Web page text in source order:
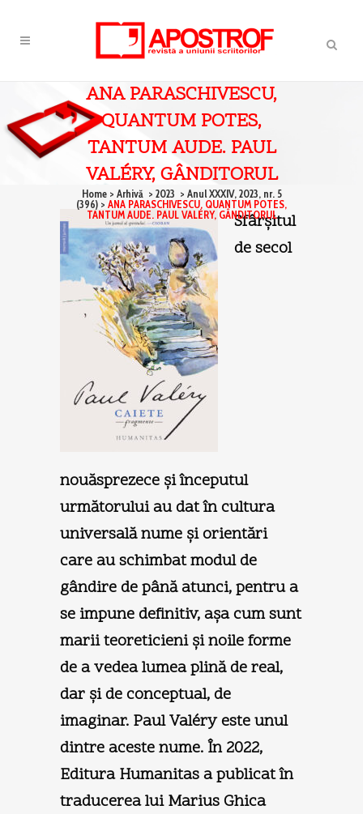
ANA PARASCHIVESCU,
QUANTUM POTES,
TANTUM AUDE. PAUL
VALÉRY, GÂNDITORUL
Home> Arhivă > 2023 > Anul XXXIV, 2023, nr. 5
(396) > ANA PARASCHIVESCU, QUANTUM POTES,
TANTUM AUDE. PAUL VALÉRY, GÂNDITORUL
Sfârşitul
de secol
nouăsprezece şi începutul
următorului au dat în cultura
universală nume şi orientări
care au schimbat modul de
gândire de până atunci, pentru a
se impune definitiv, aşa cum sunt
marii teoreticieni şi noile forme
de a vedea lumea plină de real,
dar şi de conceptual, de
imaginar. Paul Valéry este unul
dintre aceste nume. În 2022,
Editura Humanitas a publicat în
traducerea lui Marius Ghica